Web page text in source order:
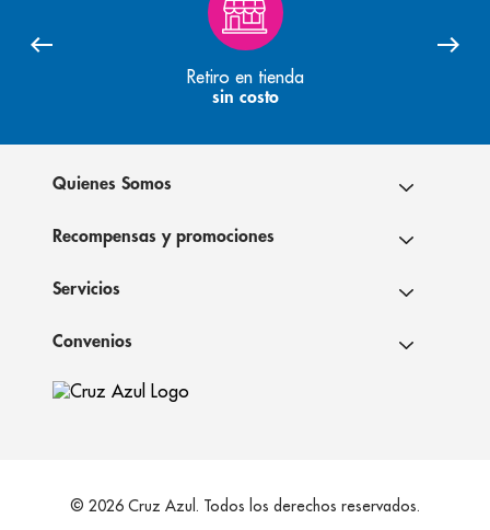
Retiro en tienda
sin costo
Quienes Somos
Recompensas y promociones
Servicios
Convenios
© 2026 Cruz Azul. Todos los derechos reservados.